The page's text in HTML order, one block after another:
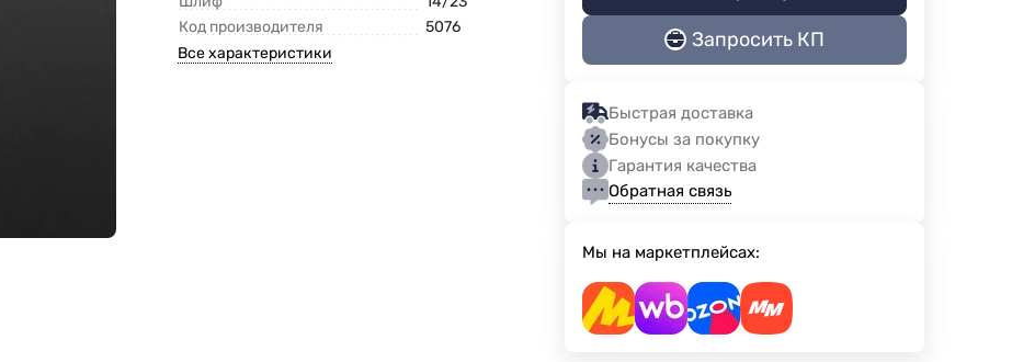
Код производителя
5076
Все характеристики
Запросить КП
Быстрая доставка
Бонусы за покупку
Гарантия качества
Обратная связь
Мы на маркетплейсах: